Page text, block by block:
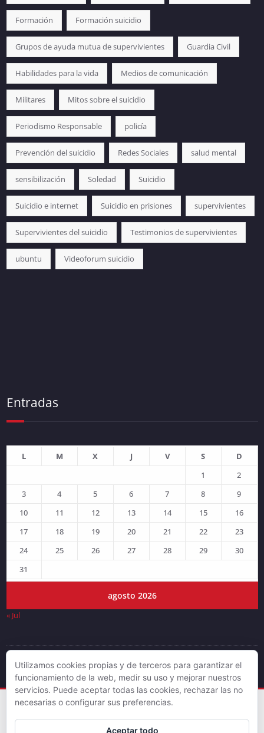
Formación Formación suicidio
Grupos de ayuda mutua de supervivientes Guardia Civil
Habilidades para la vida Medios de comunicación
Militares Mitos sobre el suicidio
Periodismo Responsable policía
Prevención del suicidio Redes Sociales salud mental
sensibilización Soledad Suicidio
Suicidio e internet Suicidio en prisiones supervivientes
Supervivientes del suicidio Testimonios de supervivientes
ubuntu Videoforum suicidio
Entradas
agosto 2026
L M X J V S
D
1
2
3
4 5 6 7 8
9
10
11 12 13 14 15
16
17
18 19 20 21 22
23
24
25 26 27 28 29
30
31
« Jul
© DJLV 2019
Utilizamos cookies propias y de terceros para garantizar el
funcionamiento de la web, medir su uso y mejorar nuestros
servicios. Puede aceptar todas las cookies, rechazar las no
necesarias o configurar sus preferencias.
Aceptar todo